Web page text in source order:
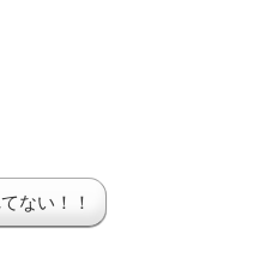
ない！！